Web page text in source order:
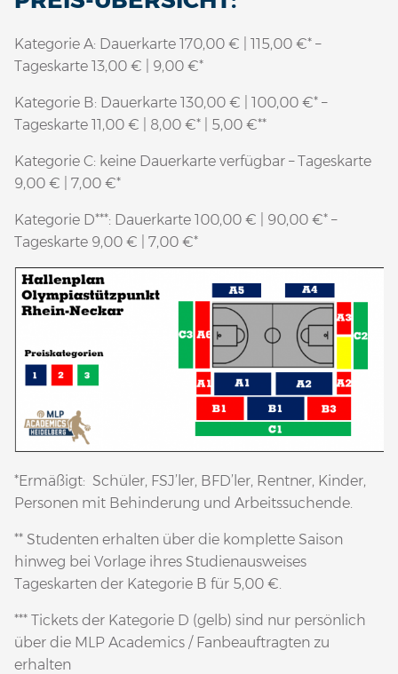
Kategorie A: Dauerkarte 170,00 € | 115,00 €* –
Tageskarte 13,00 € | 9,00 €*
Kategorie B: Dauerkarte 130,00 € | 100,00 €* –
Tageskarte 11,00 € | 8,00 €* | 5,00 €**
Kategorie C: keine Dauerkarte verfügbar – Tageskarte
9,00 € | 7,00 €*
Kategorie D***: Dauerkarte 100,00 € | 90,00 €* –
Tageskarte 9,00 € | 7,00 €*
*Ermäßigt: Schüler, FSJ’ler, BFD’ler, Rentner, Kinder,
Personen mit Behinderung und Arbeitssuchende.
** Studenten erhalten über die komplette Saison
hinweg bei Vorlage ihres Studienausweises
Tageskarten der Kategorie B für 5,00 €.
*** Tickets der Kategorie D (gelb) sind nur persönlich
über die MLP Academics / Fanbeauftragten zu
erhalten